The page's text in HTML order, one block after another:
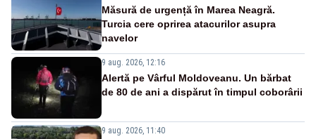
Măsură de urgență în Marea Neagră.
Turcia cere oprirea atacurilor asupra
navelor
9 aug. 2026, 12:16
Alertă pe Vârful Moldoveanu. Un bărbat
de 80 de ani a dispărut în timpul coborârii
9 aug. 2026, 11:40